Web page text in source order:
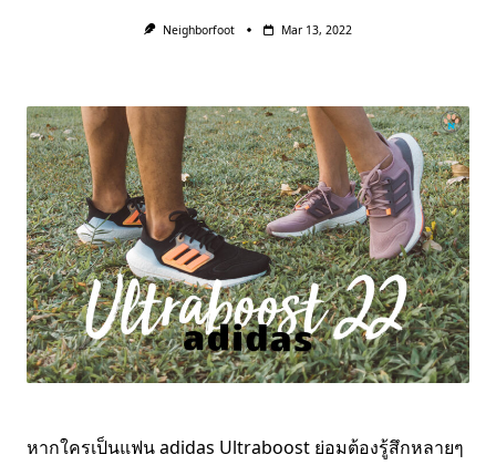
Neighborfoot Mar 13, 2022
หากใครเป็นแฟน adidas Ultraboost ย่อมต้องรู้สึกหลายๆ